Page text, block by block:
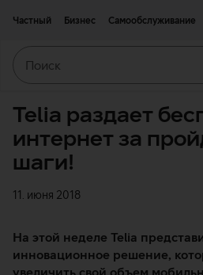
Частный
Бизнес Самообслуживание
Telia раздает
интернет за
шаги!
11. июня 2018
На этой неделе Telia
инновационное решение,
увеличить свой объем